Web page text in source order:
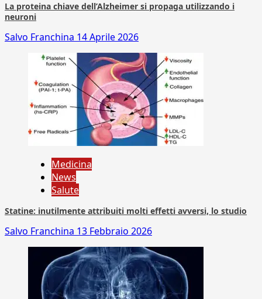
La proteina chiave dell’Alzheimer si propaga utilizzando i
neuroni
Salvo Franchina 14 Aprile 2026
Medicina
News
Salute
Statine: inutilmente attribuiti molti effetti avversi, lo studio
Salvo Franchina 13 Febbraio 2026